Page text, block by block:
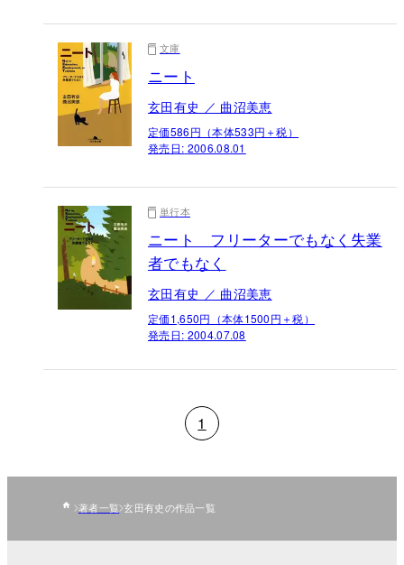
文庫
ニート
玄田有史 ／ 曲沼美恵
定価586円（本体533円＋税）
発売日: 2006.08.01
単行本
ニート フリーターでもなく失業
者でもなく
玄田有史 ／ 曲沼美恵
定価1,650円（本体1500円＋税）
発売日: 2004.07.08
1
著者一覧 玄田有史の作品一覧